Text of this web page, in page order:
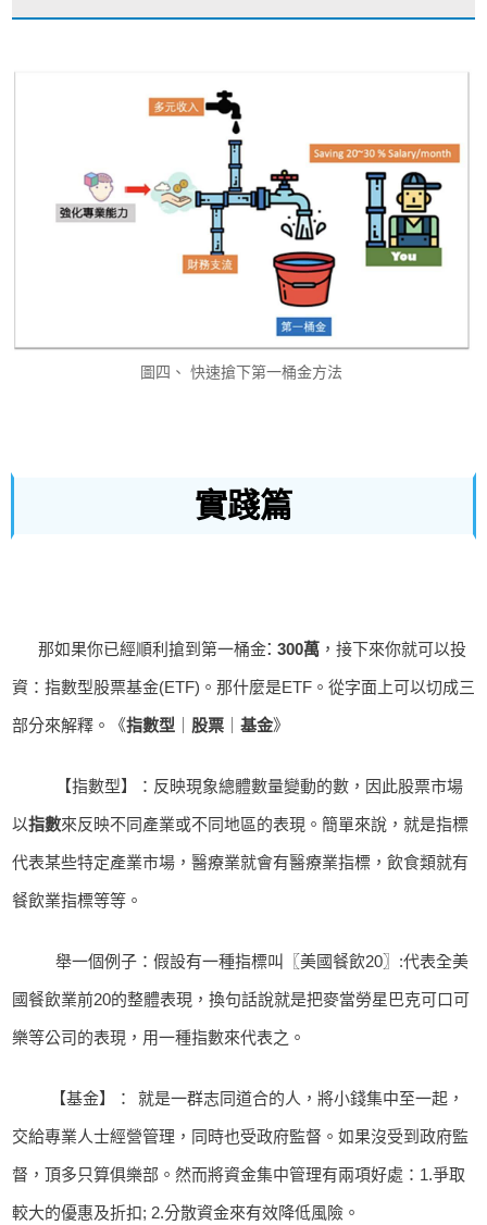
圖四、 快速搶下第一桶金方法
實踐篇
那如果你已經順利搶到第一桶金: 300萬 ，接下來你就可以投
資：指數型股票基金(ETF)。那什麼是ETF。從字面上可以切成三
部分來解釋。《指數型 股票 基金》
【指數型】： 反映現象總體數量變動的數，因此股票市場
以指數來反映不同產業或不同地區的表現。簡單來說，就是指標
代表某些特定產業市場，醫療業就會有醫療業指標，飲食類就有
餐飲業指標等等。
舉一個例子： 假設有一種指標叫〖美國餐飲20〗:代表全美
國餐飲業前20的整體表現，換句話說就是把麥當勞星巴克可口可
樂等公司的表現，用一種指數來代表之。
【基金】： 就是一群志同道合的人，將小錢集中至一起，
交給專業人士經營管理，同時也受政府監督。如果沒受到政府監
督，頂多只算俱樂部。然而將資金集中管理有兩項好處：1.爭取
較大的優惠及折扣; 2.分散資金來有效降低風險。